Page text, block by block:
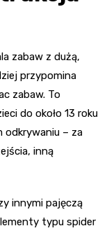
zabaw z dużą,
przypomina
zabaw. To
do około 13 roku
odkrywaniu – za
inną
innymi pajęczą
typu spider